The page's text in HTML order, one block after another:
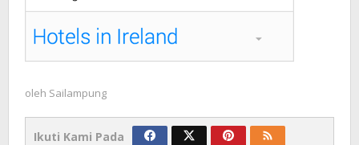
oleh Sailampung
Ikuti Kami Pada